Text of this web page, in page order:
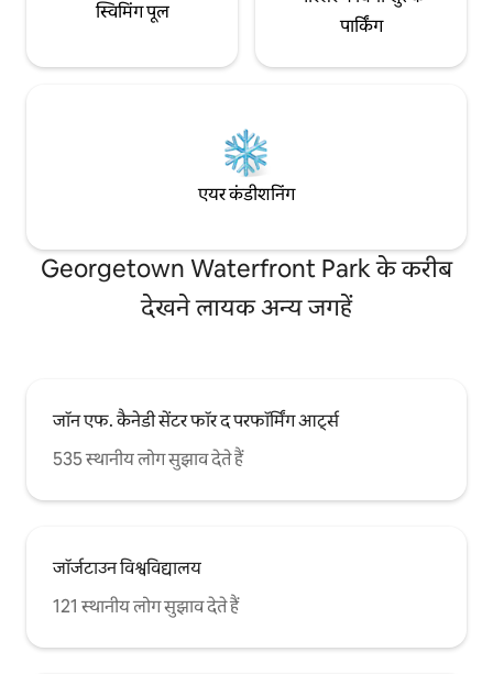
स्विमिंग पूल
पार्किंग
एयर कंडीशनिंग
Georgetown Waterfront Park के करीब
देखने लायक अन्य जगहें
जॉन एफ. कैनेडी सेंटर फॉर द परफॉर्मिंग आर्ट्स
535 स्थानीय लोग सुझाव देते हैं
जॉर्जटाउन विश्वविद्यालय
121 स्थानीय लोग सुझाव देते हैं